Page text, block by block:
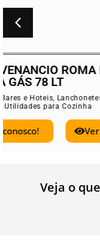
FORNO
FIRI 80
Categorias:
Restaurante
Fale
Veja o